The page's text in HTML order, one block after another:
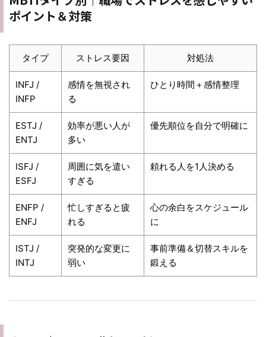
ポイント＆対策
タイプ ストレス要因 対処法
INFJ /
INFP
感情を無視され
る
ひとり時間＋感情整理
ESTJ /
ENTJ
効率が悪い人が
多い
優先順位を自分で明確に
ISFJ /
ESFJ
周囲に気を遣い
すぎる
頼れる人を1人決める
ENFP /
ENFJ
忙しすぎると疲
れる
心の余白をスケジュール
に
ISTJ /
INTJ
突発的な変更に
弱い
事前準備＆切替スキルを
鍛える